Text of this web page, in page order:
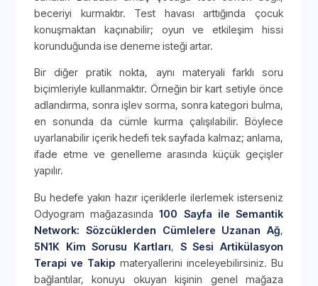
beceriyi kurmaktır. Test havası arttığında çocuk
konuşmaktan kaçınabilir; oyun ve etkileşim hissi
korunduğunda ise deneme isteği artar.
Bir diğer pratik nokta, aynı materyali farklı soru
biçimleriyle kullanmaktır. Örneğin bir kart setiyle önce
adlandırma, sonra işlev sorma, sonra kategori bulma,
en sonunda da cümle kurma çalışılabilir. Böylece
uyarlanabilir içerik hedefi tek sayfada kalmaz; anlama,
ifade etme ve genelleme arasında küçük geçişler
yapılır.
Bu hedefe yakın hazır içeriklerle ilerlemek isterseniz
Odyogram mağazasında100 Sayfa ile Semantik
Network: Sözcüklerden Cümlelere Uzanan Ağ,
5N1K Kim Sorusu Kartları, S Sesi Artikülasyon
Terapi ve Takip materyallerini inceleyebilirsiniz. Bu
bağlantılar, konuyu okuyan kişinin genel mağaza